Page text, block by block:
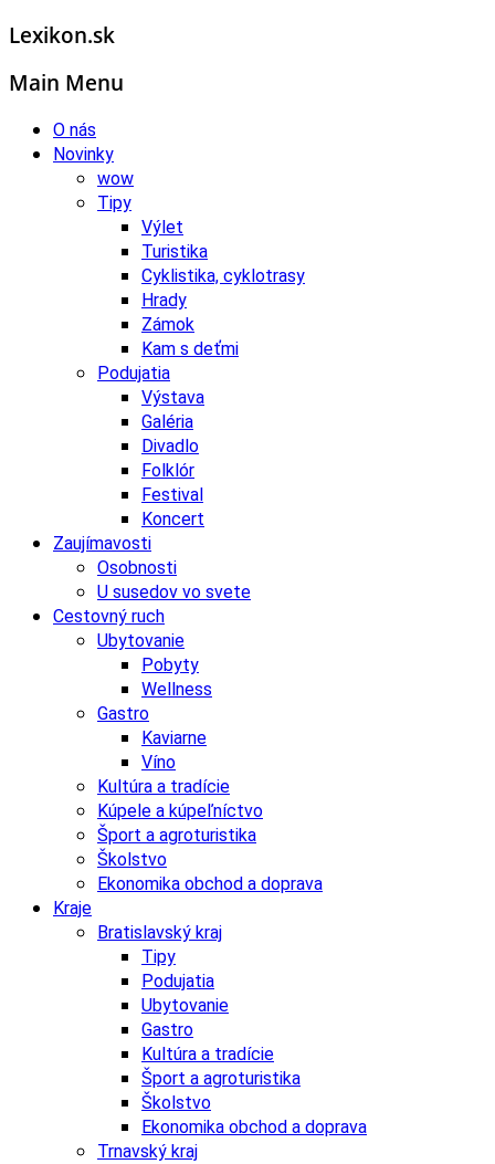
Lexikon.sk
Main Menu
O nás
Novinky
wow
Tipy
Výlet
Turistika
Cyklistika, cyklotrasy
Hrady
Zámok
Kam s deťmi
Podujatia
Výstava
Galéria
Divadlo
Folklór
Festival
Koncert
Zaujímavosti
Osobnosti
U susedov vo svete
Cestovný ruch
Ubytovanie
Pobyty
Wellness
Gastro
Kaviarne
Víno
Kultúra a tradície
Kúpele a kúpeľníctvo
Šport a agroturistika
Školstvo
Ekonomika obchod a doprava
Kraje
Bratislavský kraj
Tipy
Podujatia
Ubytovanie
Gastro
Kultúra a tradície
Šport a agroturistika
Školstvo
Ekonomika obchod a doprava
Trnavský kraj